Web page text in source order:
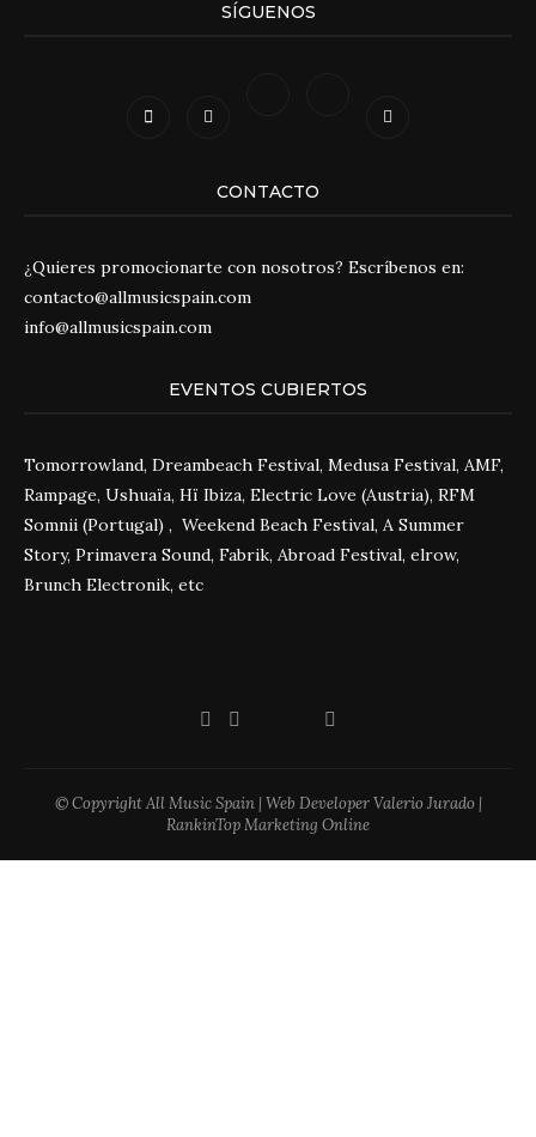
SÍGUENOS
CONTACTO
¿Quieres promocionarte con nosotros? Escríbenos en:
contacto@allmusicspain.com
info@allmusicspain.com
EVENTOS CUBIERTOS
Tomorrowland, Dreambeach Festival, Medusa Festival, AMF,
Rampage, Ushuaïa, Hï Ibiza, Electric Love (Austria), RFM
Somnii (Portugal) , Weekend Beach Festival, A Summer
Story, Primavera Sound, Fabrik, Abroad Festival, elrow,
Brunch Electronik, etc
© Copyright All Music Spain | Web Developer Valerio Jurado |
RankinTop Marketing Online